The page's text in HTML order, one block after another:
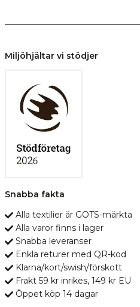
Miljöhjältar vi stödjer
Snabba fakta
Alla textilier är GOTS-märkta
Alla varor finns i lager
Snabba leveranser
Enkla returer med QR-kod
Klarna/kort/swish/förskott
Frakt 59 kr inrikes, 149 kr EU
Öppet köp 14 dagar